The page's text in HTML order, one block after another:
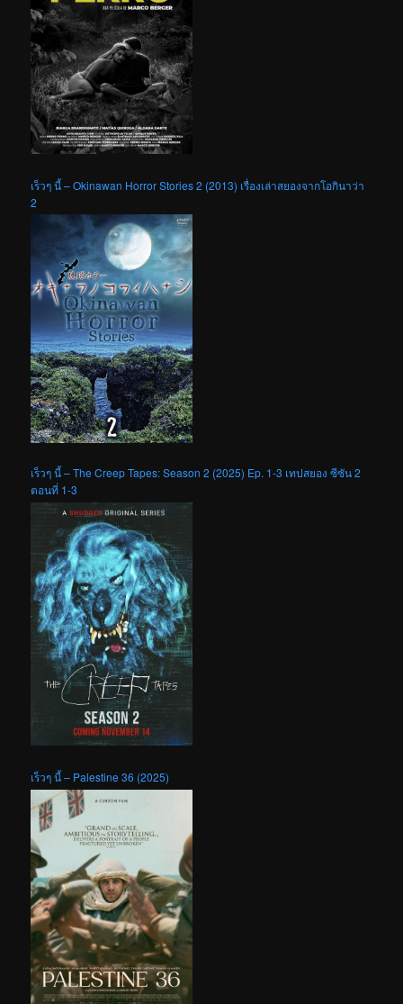
เร็วๆ นี้ – Okinawan Horror Stories 2 (2013) เรื่องเล่าสยองจากโอกินาว่า
2
เร็วๆ นี้ – The Creep Tapes: Season 2 (2025) Ep. 1-3 เทปสยอง ซีซัน 2
ตอนที่ 1-3
เร็วๆ นี้ – Palestine 36 (2025)